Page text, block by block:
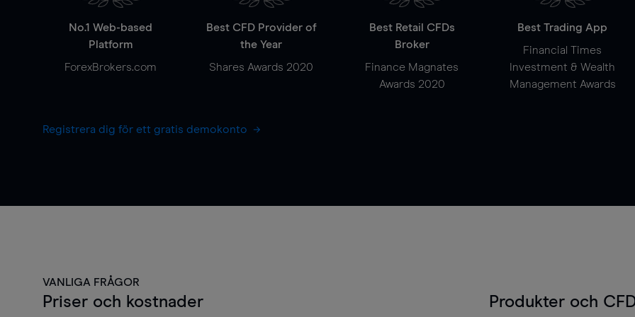
No.1 Web-based
Platform
ForexBrokers.com
Best CFD Provider of
the Year
Shares Awards 2020
Best Retail CFDs
Broker
Finance Magnates
Awards 2020
Best Trading App
Financial Times
Investment & Wealth
Management Awards
Registrera dig för ett gratis demokonto
VANLIGA FRÅGOR
Priser och kostnader Produkter och